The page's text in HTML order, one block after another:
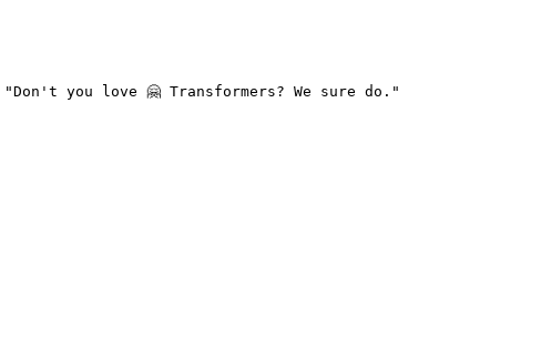
"Don't you love 🤗 Transformers? We sure do."